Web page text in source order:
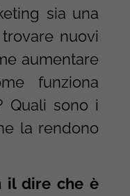
sia una
nuovi
aumentare
funziona
Quali sono i
la rendono
il dire che è